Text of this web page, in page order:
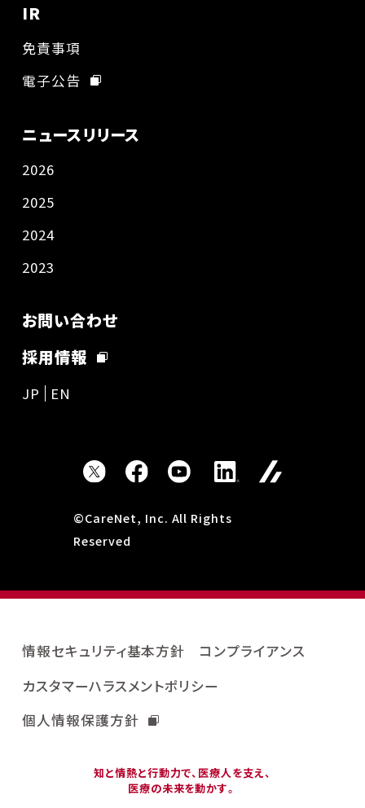
IR
免責事項
電子公告
ニュースリリース
2026
2025
2024
2023
お問い合わせ
採用情報
JP EN
©CareNet, Inc. All Rights
Reserved
知と情熱と行動力で、医療人を支え、
医療の未来を動かす。
情報セキュリティ基本方針
コンプライアンス
カスタマーハラスメントポリシー
個人情報保護方針